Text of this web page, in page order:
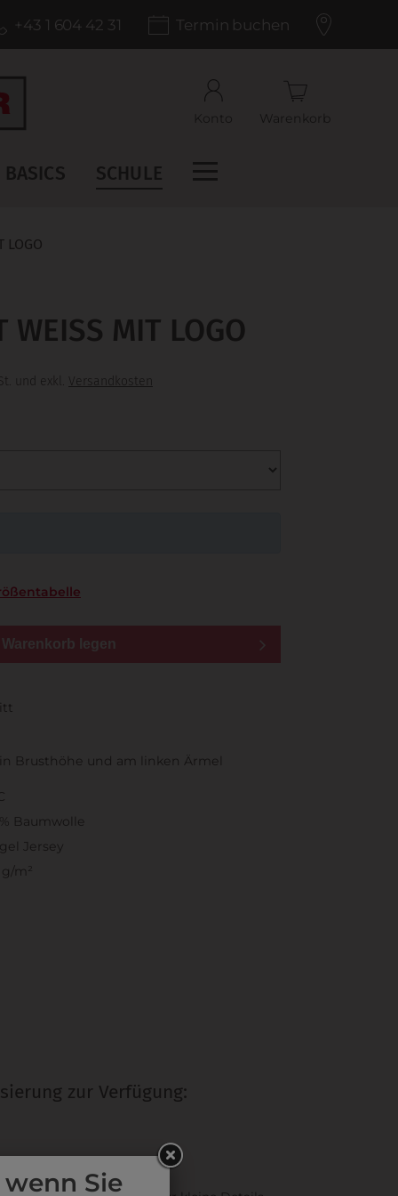
+43 1 604 42 31 Termin buchen
Konto
Warenkorb
BASICS SCHULE
MIT LOGO
und exkl. Versandkosten
Warenkorb legen
Brusthöhe und am linken Ärmel
Baumwolle
Jersey
m²
zur Verfügung:
Sie